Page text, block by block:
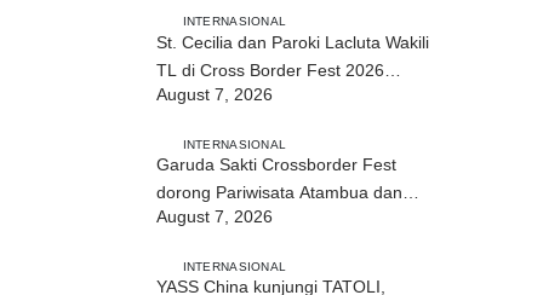
INTERNASIONAL
St. Cecilia dan Paroki Lacluta Wakili
TL di Cross Border Fest 2026
Atambua
August 7, 2026
INTERNASIONAL
Garuda Sakti Crossborder Fest
dorong Pariwisata Atambua dan
August 7, 2026
INTERNASIONAL
YASS China kunjungi TATOLI,